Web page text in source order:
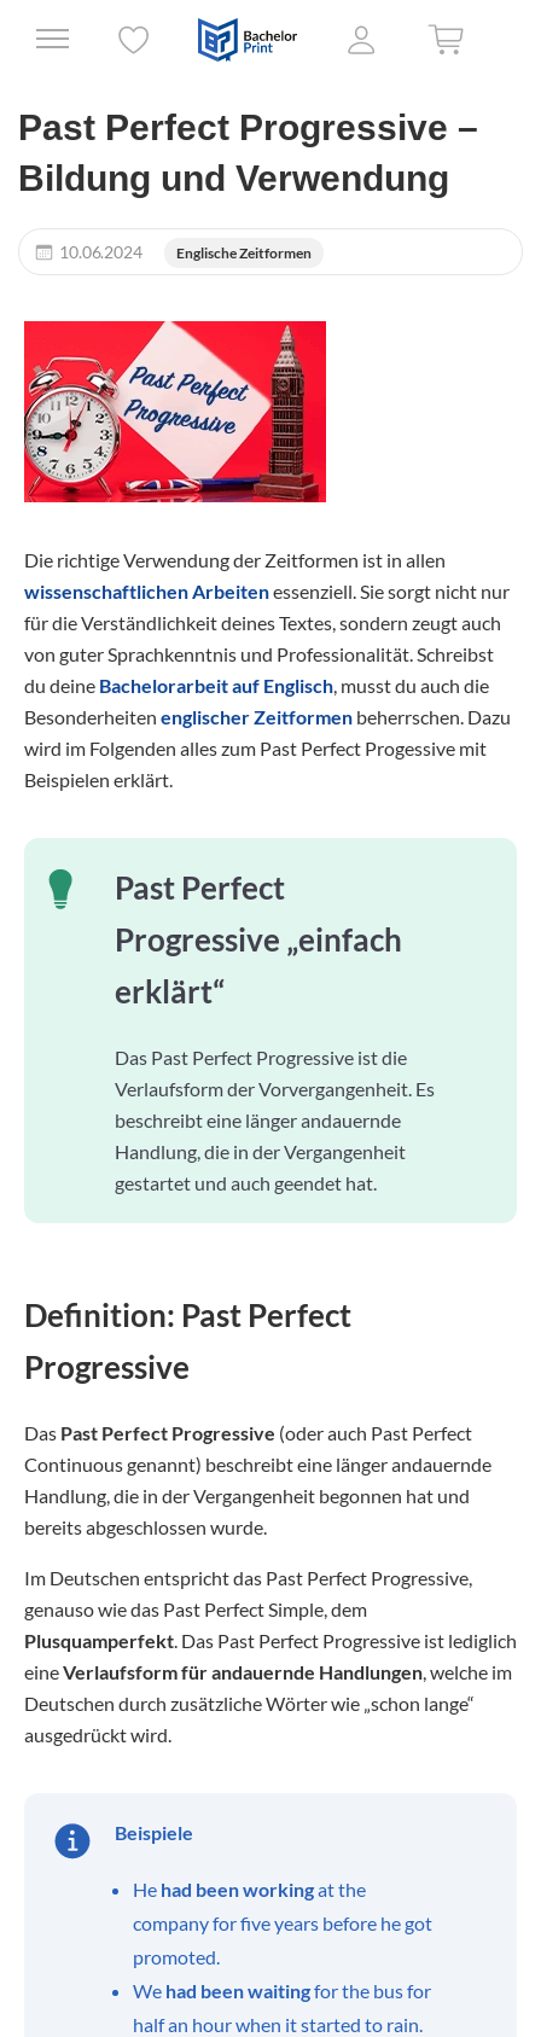
Past Perfect Progressive –
Bildung und Verwendung
10.06.2024 Englische Zeitformen
Die richtige Verwendung der Zeitformen ist in allen
wissenschaftlichen Arbeitenessenziell. Sie sorgt nicht nur
für die Verständlichkeit deines Textes, sondern zeugt auch
von guter Sprachkenntnis und Professionalität. Schreibst
du deine Bachelorarbeit auf Englisch, musst du auch die
Besonderheiten englischer Zeitformen beherrschen. Dazu
wird im Folgenden alles zum Past Perfect Progessive mit
Beispielen erklärt.
Past Perfect
Progressive „einfach
erklärt“
Das Past Perfect Progressive ist die
Verlaufsform der Vorvergangenheit. Es
beschreibt eine länger andauernde
Handlung, die in der Vergangenheit
gestartet und auch geendet hat.
Definition: Past Perfect
Progressive
Das Past Perfect Progressive (oder auch Past Perfect
Continuous genannt) beschreibt eine länger andauernde
Handlung, die in der Vergangenheit begonnen hat und
bereits abgeschlossen wurde.
Im Deutschen entspricht das Past Perfect Progressive,
genauso wie das Past Perfect Simple, dem
Plusquamperfekt. Das Past Perfect Progressive ist lediglich
eineVerlaufsform für andauernde Handlungen, welche im
Deutschen durch zusätzliche Wörter wie „schon lange“
ausgedrückt wird.
Beispiele
He had been workingat the
company for five years before he got
promoted.
We had been waitingfor the bus for
half an hour when it started to rain.